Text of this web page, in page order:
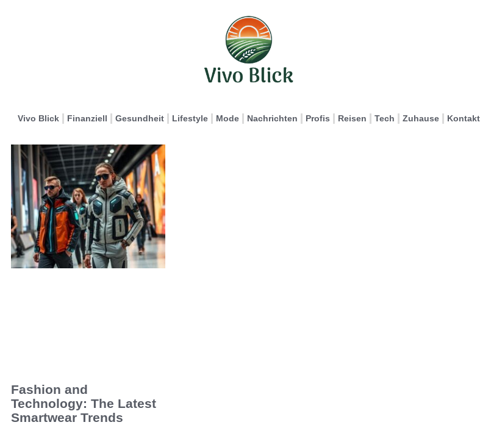
Vivo Blick Finanziell Gesundheit Lifestyle Mode Nachrichten Profis Reisen Tech Zuhause Kontakt
Fashion and
Technology: The Latest
Smartwear Trends